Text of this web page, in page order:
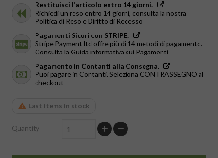
Restituisci l'articolo entro 14 giorni.
Richiedi un reso entro 14 giorni, consulta la nostra
Politica di Reso e Diritto di Recesso
Pagamenti Sicuri con STRIPE.
Stripe Payment ltd offre più di 14 metodi di pagamento.
Consulta la Guida informativa sui Pagamenti
Pagamento in Contanti alla Consegna.
Puoi pagare in Contanti. Seleziona CONTRASSEGNO al
checkout
Last items in stock
Quantity